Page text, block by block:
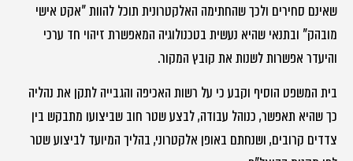
שאינם סחירים ולכך שהחתימה האלקטרונית תוכל להוות "אקט אישי
מובהק" ובתנאי שהיא נעשית בטכנולוגיה המאפשרת זיהוי חד ערכי
והיעדר אפשרות לשנות את קובץ המקור.
בית המשפט הוסיף וקבע כי על רשות האכיפה והגבייה לתקן את נהליה
כך שהיא תאפשר, כנוהל עבודה, לבצע שטר חוב שביצועו מתבקש בין
צדדים קרובים, ושנחתם באופן אלקטרוני, בהליך המיועד לביצוע שטר